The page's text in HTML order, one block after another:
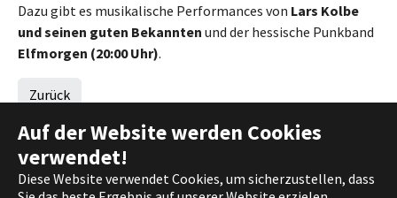
Auf der Website werden Cookies
verwendet!
Diese Website verwendet Cookies, um sicherzustellen, dass
Dazu gibt es musikalische Performances von Lars Kolbe
und seinen guten Bekannten und der hessische Punkband
Elfmorgen (20:00 Uhr).
Zurück
(c) 2021 DIE FRAKTION |Impressum| Datenschutz